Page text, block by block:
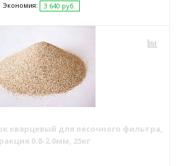
Экономия: 3 640 руб.
кварцевый для песочного фильтра,
0.8-2.0мм, 25кг